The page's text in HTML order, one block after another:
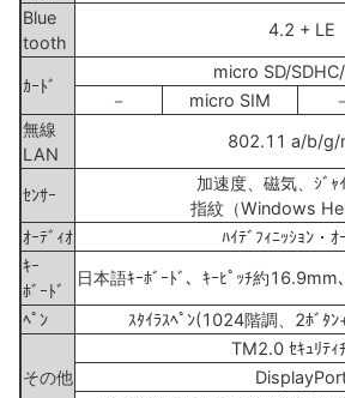
Blue
tooth
4.2 + LE
ｶｰﾄﾞ
micro SD/
－
micro SIM －
無線
LAN
802.11 a/b/g/
ｾﾝｻｰ
加速度、磁気、ｼﾞｬ
指紋（Windows
ｵｰﾃﾞｨｵ
ﾊｲﾃﾞﾌｨﾆｯｼｮﾝ・ｵ
ｷｰ
ﾎﾞｰﾄﾞ
日本語ｷｰﾎﾞｰﾄﾞ、ｷｰﾋﾟｯﾁ約16.9mm
ﾍﾟﾝ ｽﾀｲﾗｽﾍﾟﾝ(1024階調、2ﾎﾞﾀ
その他
TM2.0 ｾｷｭﾘﾃｨ